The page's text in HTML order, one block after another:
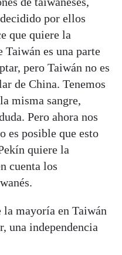
por ellos
que quiere la
es una parte
pero Taiwán no es
de China. Tenemos
misma sangre,
Pero ahora nos
es posible que esto
quiere la
cuenta los
la mayoría en Taiwán
una independencia